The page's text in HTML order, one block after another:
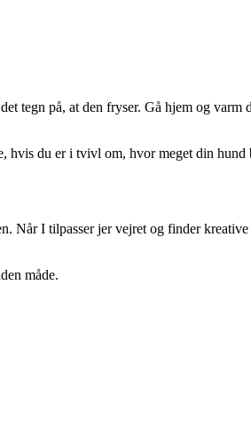
tegn på, at den fryser. Gå hjem og varm
hvis du er i tvivl om, hvor meget din hund
Når I tilpasser jer vejret og finder
måde.